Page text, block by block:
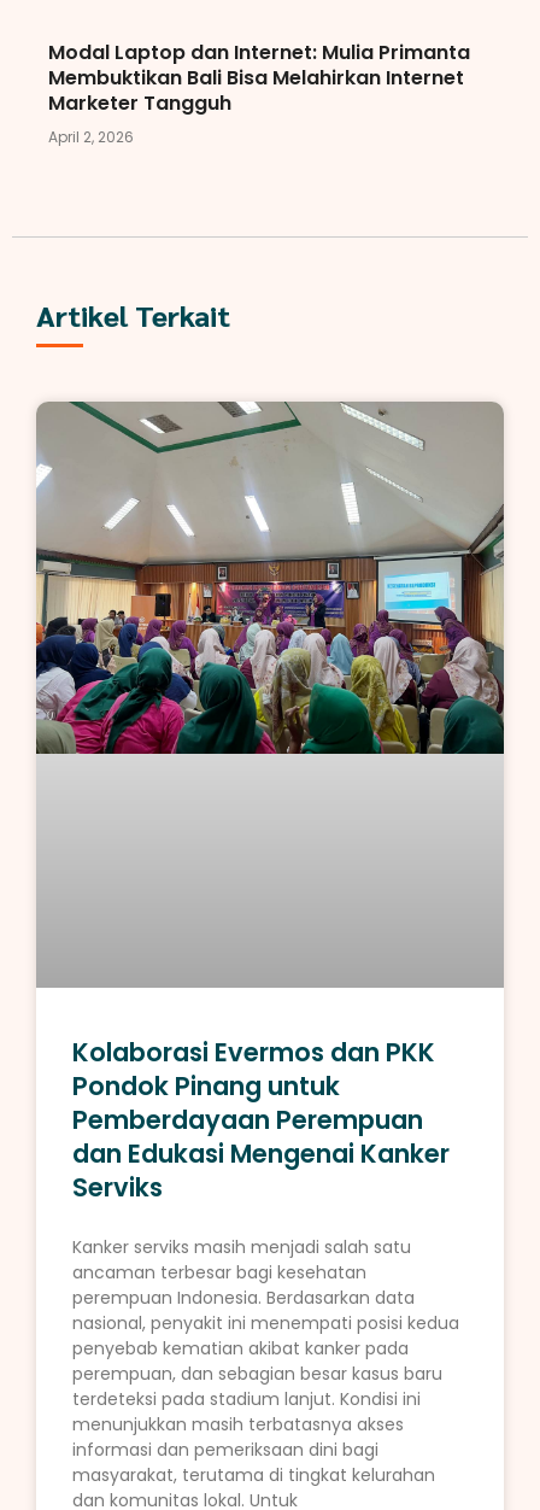
Modal Laptop dan Internet: Mulia Primanta
Membuktikan Bali Bisa Melahirkan Internet
Marketer Tangguh
April 2, 2026
Artikel Terkait
Kolaborasi Evermos dan PKK
Pondok Pinang untuk
Pemberdayaan Perempuan
dan Edukasi Mengenai Kanker
Serviks
Kanker serviks masih menjadi salah satu
ancaman terbesar bagi kesehatan
perempuan Indonesia. Berdasarkan data
nasional, penyakit ini menempati posisi kedua
penyebab kematian akibat kanker pada
perempuan, dan sebagian besar kasus baru
terdeteksi pada stadium lanjut. Kondisi ini
menunjukkan masih terbatasnya akses
informasi dan pemeriksaan dini bagi
masyarakat, terutama di tingkat kelurahan
dan komunitas lokal. Untuk